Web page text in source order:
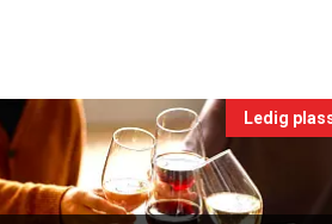
Ledig